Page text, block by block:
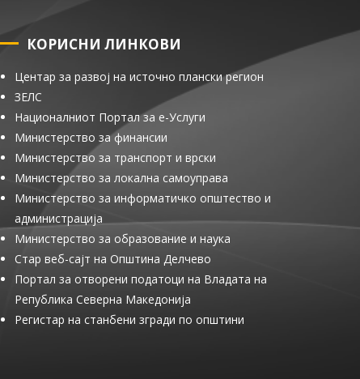
КОРИСНИ ЛИНКОВИ
Центар за развој на источно плански регион
ЗЕЛС
Националниот Портал за е-Услуги
Министерство за финансии
Министерство за транспорт и врски
Министерство за локална самоуправа
Министерство за информатичко општество и
администрација
Министерство за образование и наука
Стар веб-сајт на Општина Делчево
Портал за отворени податоци на Владата на
Република Северна Македонија
Регистар на станбени згради по општини